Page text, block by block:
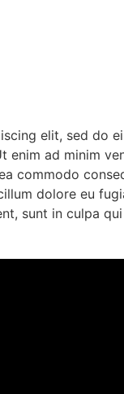
elit, sed do
enim ad minim
commodo
dolore eu
sunt in culpa